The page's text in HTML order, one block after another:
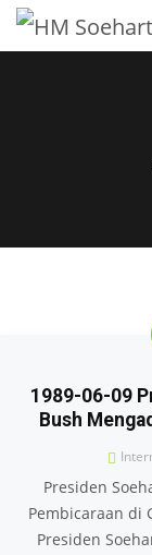
1989-06-09
Bush
Presiden
Pembicaraan di
Presiden